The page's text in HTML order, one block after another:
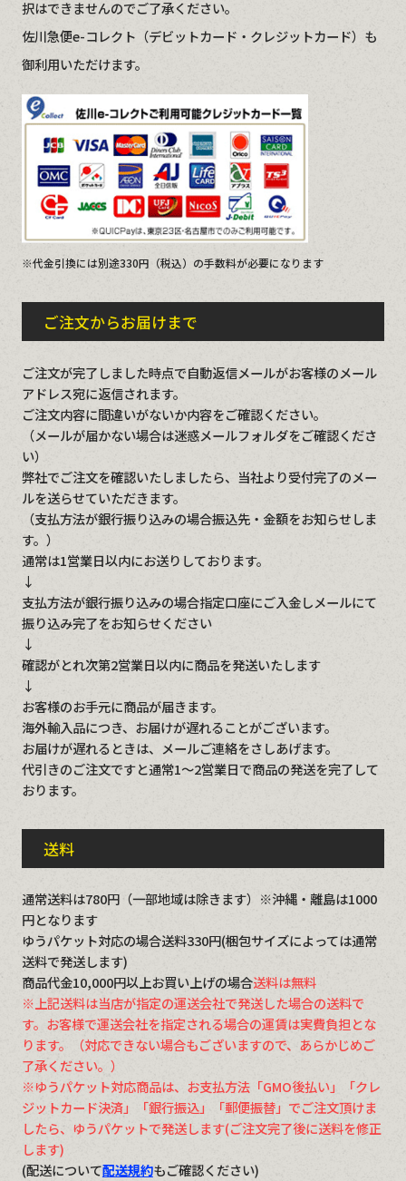
択はできませんのでご了承ください。
佐川急便e-コレクト（デビットカード・クレジットカード）も
御利用いただけます。
※代金引換には別途330円（税込）の手数料が必要になります
ご注文からお届けまで
ご注文が完了しました時点で自動返信メールがお客様のメール
アドレス宛に返信されます。
ご注文内容に間違いがないか内容をご確認ください。
（メールが届かない場合は迷惑メールフォルダをご確認くださ
い）
弊社でご注文を確認いたしましたら、当社より受付完了のメー
ルを送らせていただきます。
（支払方法が銀行振り込みの場合振込先・金額をお知らせしま
す。）
通常は1営業日以内にお送りしております。
↓
支払方法が銀行振り込みの場合指定口座にご入金しメールにて
振り込み完了をお知らせください
↓
確認がとれ次第2営業日以内に商品を発送いたします
↓
お客様のお手元に商品が届きます。
海外輸入品につき、お届けが遅れることがございます。
お届けが遅れるときは、メールご連絡をさしあげます。
代引きのご注文ですと通常1～2営業日で商品の発送を完了して
おります。
送料
通常送料は780円（一部地域は除きます）※沖縄・離島は1000
円となります
ゆうパケット対応の場合送料330円(梱包サイズによっては通常
送料で発送します)
商品代金10,000円以上お買い上げの場合送料は無料
※上記送料は当店が指定の運送会社で発送した場合の送料で
す。お客様で運送会社を指定される場合の運賃は実費負担とな
ります。（対応できない場合もございますので、あらかじめご
了承ください。）
※ゆうパケット対応商品は、お支払方法「GMO後払い」「クレ
ジットカード決済」「銀行振込」「郵便振替」でご注文頂けま
したら、ゆうパケットで発送します(ご注文完了後に送料を修正
します)
(配送について配送規約もご確認ください)